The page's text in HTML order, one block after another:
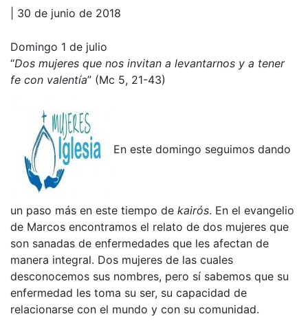
| 30 de junio de 2018
Domingo 1 de julio
“Dos mujeres que nos invitan a levantarnos y a tener
fe con valentía” (Mc 5, 21-43)
En este domingo seguimos dando
un paso más en este tiempo de kairós. En el evangelio
de Marcos encontramos el relato de dos mujeres que
son sanadas de enfermedades que les afectan de
manera integral. Dos mujeres de las cuales
desconocemos sus nombres, pero sí sabemos que su
enfermedad les toma su ser, su capacidad de
relacionarse con el mundo y con su comunidad.